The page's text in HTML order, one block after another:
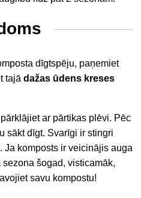
dīgtspēju, paņemiet
tajādažas ūdens kreses
ar pārtikas plēvi. Pēc
sākt dīgt. Svarīgi ir stingri
Ja komposts ir veicinājis auga
šogad, visticamāk,
savu kompostu!